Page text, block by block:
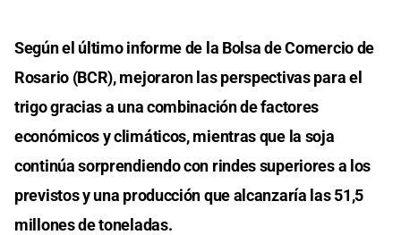
Según el último informe de la Bolsa de Comercio de
Rosario (BCR), mejoraron las perspectivas para el
trigo gracias a una combinación de factores
económicos y climáticos, mientras que la soja
continúa sorprendiendo con rindes superiores a los
previstos y una producción que alcanzaría las 51,5
millones de toneladas.